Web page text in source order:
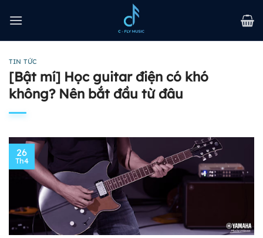
qua
TIN TỨC
[Bật mí] Học guitar điện có khó
không? Nên bắt đầu từ đâu
26
Th4